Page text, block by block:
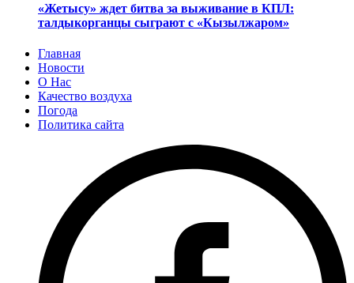
«Жетысу» ждет битва за выживание в КПЛ:
талдыкорганцы сыграют с «Кызылжаром»
Главная
Новости
О Нас
Качество воздуха
Погода
Политика сайта